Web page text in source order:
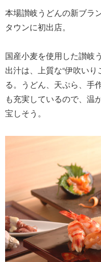
本場讃岐うどんの新ブラ
タウンに初出店。
国産小麦を使用した讃岐
出汁は、上質な“伊吹い
る。うどん、天ぷら、手
も充実しているので、温
宝しそう。